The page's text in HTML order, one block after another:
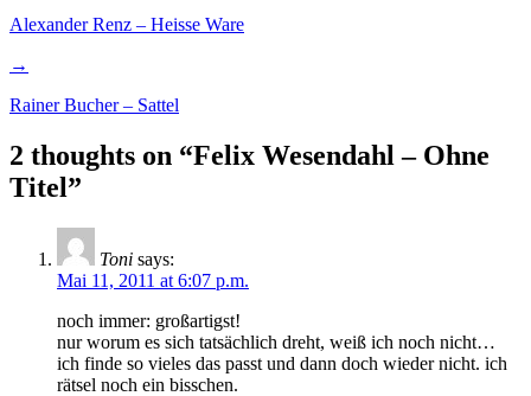
Alexander Renz – Heisse Ware
→
Rainer Bucher – Sattel
2 thoughts on “Felix Wesendahl – Ohne
Titel”
Toni says:
Mai 11, 2011 at 6:07 p.m.
noch immer: großartigst!
nur worum es sich tatsächlich dreht, weiß ich noch nicht…
ich finde so vieles das passt und dann doch wieder nicht. ich
rätsel noch ein bisschen.